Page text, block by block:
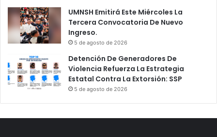
UMNSH Emitirá Este Miércoles La
Tercera Convocatoria De Nuevo
Ingreso.
5 de agosto de 2026
Detención De Generadores De
Violencia Refuerza La Estrategia
Estatal Contra La Extorsión: SSP
5 de agosto de 2026